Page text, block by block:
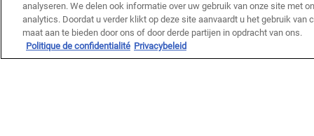
analyseren. We delen ook informatie over uw gebruik van onze site met
analytics. Doordat u verder klikt op deze site aanvaardt u het gebruik
maat aan te bieden door ons of door derde partijen in opdracht van ons.
Politique de confidentialité Privacybeleid